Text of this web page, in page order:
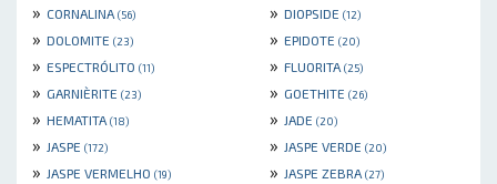
» CORNALINA (56) » DIOPSIDE (12)
» DOLOMITE (23) » EPIDOTE (20)
» ESPECTRÓLITO (11) » FLUORITA (25)
» GARNIÈRITE (23) » GOETHITE (26)
» HEMATITA (18) » JADE (20)
» JASPE (172) » JASPE VERDE (20)
» JASPE VERMELHO (19) » JASPE ZEBRA (27)